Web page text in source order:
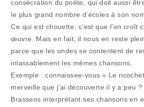
consécration du poète, qui doit aussi
le plus grand nombre d’écoles à son
Ce qui est chouette, c’est que l’on croît
œuvre. Mais en fait, il nous en reste
parce que les ondes se contentent de
inlassablement les mêmes chansons.
Exemple : connaissee-vous « Le
merveille que j’ai découverte il y a peu
Brassens interprétant ses chansons en